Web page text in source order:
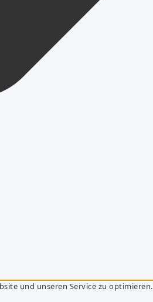
und unseren Service zu optimieren.